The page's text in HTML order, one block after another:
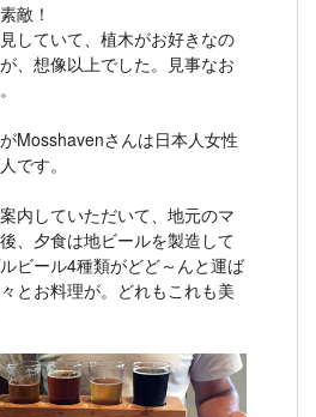
敵！
していて、植木がお好きなの
、想像以上でした。見事なお
Mosshavenさんは日本人女性
です。
内していただいて、地元のマ
、夕食は地ビールを製造して
ビール4種類がどど～んと運ば
とお料理が。どれもこれも美